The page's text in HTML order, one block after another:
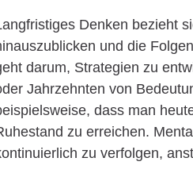
Denken bezieht
und die
darum, Strategien zu
Jahrzehnten von
dass man
zu erreichen.
zu verfolgen,